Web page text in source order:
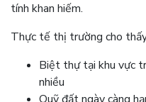
tính khan hiếm.
Thực tế thị trường cho
Biệt thự tại khu vực
nhiều